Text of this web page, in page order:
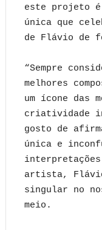
este projeto
única que
de Flávio de
“Sempre
melhores
um ícone das
criatividade
gosto de
única e
artista, Flávio
singular no